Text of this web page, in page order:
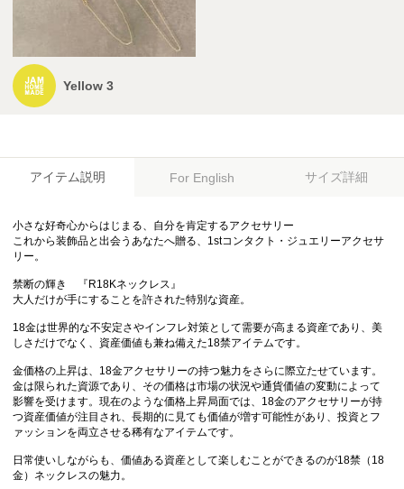
Yellow 3
アイテム説明 For English サイズ詳細
小さな好奇心からはじまる、自分を肯定するアクセサリー
これから装飾品と出会うあなたへ贈る、1stコンタクト・ジュエリーアクセサ
リー。
禁断の輝き 『R18Kネックレス』
大人だけが手にすることを許された特別な資産。
18金は世界的な不安定さやインフレ対策として需要が高まる資産であり、美
しさだけでなく、資産価値も兼ね備えた18禁アイテムです。
金価格の上昇は、18金アクセサリーの持つ魅力をさらに際立たせています。
金は限られた資源であり、その価格は市場の状況や通貨価値の変動によって
影響を受けます。現在のような価格上昇局面では、18金のアクセサリーが持
つ資産価値が注目され、長期的に見ても価値が増す可能性があり、投資とフ
ァッションを両立させる稀有なアイテムです。
日常使いしながらも、価値ある資産として楽しむことができるのが18禁（18
金）ネックレスの魅力。